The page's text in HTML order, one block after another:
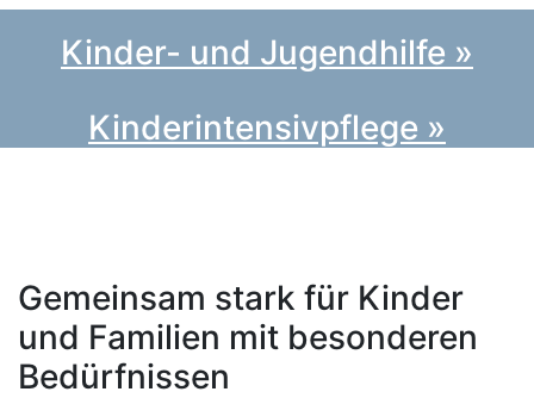
Kinder- und Jugendhilfe »
Kinderintensivpflege »
Gemeinsam stark für Kinder
und Familien mit besonderen
Bedürfnissen